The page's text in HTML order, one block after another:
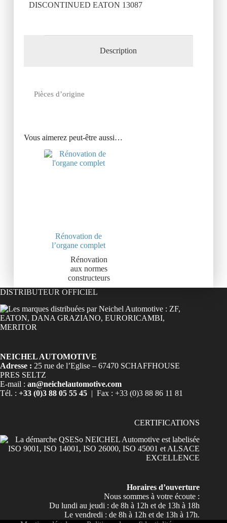
DISCONTINUED EATON 13087
Description
Pièces d’origine
Vous aimerez peut-être aussi…
Rénovation de
l’organe complet
Rénovation
aux normes
constructeurs
DISTRIBUTEUR OFFICIEL
NEICHEL AUTOMOTIVE
Adresse : 25 rue de l’Eglise – 67470 SCHAFFHOUSE
PRES SELTZ
E-mail : an@neichelautomotive.com
Tél. : +33 (0)3 88 05 55 45 | Fax : +33 (0)3 88 86 11 81
CERTIFICATIONS
Horaires d’ouverture
Nous sommes à votre écoute :
Du lundi au jeudi : de 8h à 12h et de 13h à 18h
Le vendredi : de 8h à 12h et de 13h à 17h.